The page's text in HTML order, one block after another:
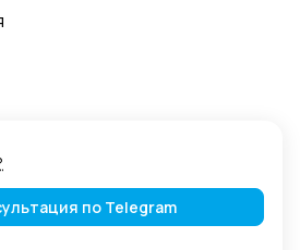
по Telegram